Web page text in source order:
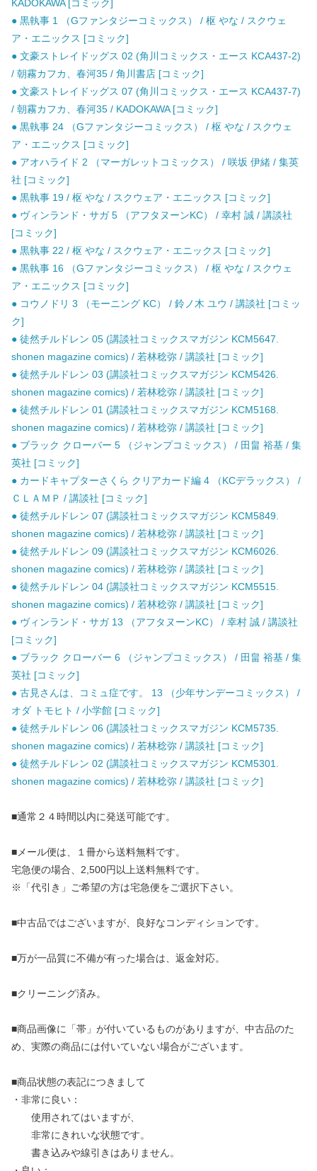
KADOKAWA [コミック]
● 黒執事 1 （Gファンタジーコミックス） / 枢 やな / スクウェ
ア・エニックス [コミック]
● 文豪ストレイドッグス 02 (角川コミックス・エース KCA437-2)
/ 朝霧カフカ、春河35 / 角川書店 [コミック]
● 文豪ストレイドッグス 07 (角川コミックス・エース KCA437-7)
/ 朝霧カフカ、春河35 / KADOKAWA [コミック]
● 黒執事 24 （Gファンタジーコミックス） / 枢 やな / スクウェ
ア・エニックス [コミック]
● アオハライド 2 （マーガレットコミックス） / 咲坂 伊緒 / 集英
社 [コミック]
● 黒執事 19 / 枢 やな / スクウェア・エニックス [コミック]
● ヴィンランド・サガ 5 （アフタヌーンKC） / 幸村 誠 / 講談社
[コミック]
● 黒執事 22 / 枢 やな / スクウェア・エニックス [コミック]
● 黒執事 16 （Gファンタジーコミックス） / 枢 やな / スクウェ
ア・エニックス [コミック]
● コウノドリ 3 （モーニング KC） / 鈴ノ木 ユウ / 講談社 [コミッ
ク]
● 徒然チルドレン 05 (講談社コミックスマガジン KCM5647.
shonen magazine comics) / 若林稔弥 / 講談社 [コミック]
● 徒然チルドレン 03 (講談社コミックスマガジン KCM5426.
shonen magazine comics) / 若林稔弥 / 講談社 [コミック]
● 徒然チルドレン 01 (講談社コミックスマガジン KCM5168.
shonen magazine comics) / 若林稔弥 / 講談社 [コミック]
● ブラック クローバー 5 （ジャンプコミックス） / 田畠 裕基 / 集
英社 [コミック]
● カードキャプターさくら クリアカード編 4 （KCデラックス） /
ＣＬＡＭＰ / 講談社 [コミック]
● 徒然チルドレン 07 (講談社コミックスマガジン KCM5849.
shonen magazine comics) / 若林稔弥 / 講談社 [コミック]
● 徒然チルドレン 09 (講談社コミックスマガジン KCM6026.
shonen magazine comics) / 若林稔弥 / 講談社 [コミック]
● 徒然チルドレン 04 (講談社コミックスマガジン KCM5515.
shonen magazine comics) / 若林稔弥 / 講談社 [コミック]
● ヴィンランド・サガ 13 （アフタヌーンKC） / 幸村 誠 / 講談社
[コミック]
● ブラック クローバー 6 （ジャンプコミックス） / 田畠 裕基 / 集
英社 [コミック]
● 古見さんは、コミュ症です。 13 （少年サンデーコミックス） /
オダ トモヒト / 小学館 [コミック]
● 徒然チルドレン 06 (講談社コミックスマガジン KCM5735.
shonen magazine comics) / 若林稔弥 / 講談社 [コミック]
● 徒然チルドレン 02 (講談社コミックスマガジン KCM5301.
shonen magazine comics) / 若林稔弥 / 講談社 [コミック]
■通常２４時間以内に発送可能です。
■メール便は、１冊から送料無料です。
宅急便の場合、2,500円以上送料無料です。
※「代引き」ご希望の方は宅急便をご選択下さい。
■中古品ではございますが、良好なコンディションです。
■万が一品質に不備が有った場合は、返金対応。
■クリーニング済み。
■商品画像に「帯」が付いているものがありますが、中古品のた
め、実際の商品には付いていない場合がございます。
■商品状態の表記につきまして
・非常に良い：
使用されてはいますが、
非常にきれいな状態です。
書き込みや線引きはありません。